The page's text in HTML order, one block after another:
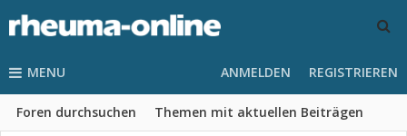
MENU
Foren durchsuchen Themen mit aktuellen Beiträgen
ANMELDEN REGISTRIEREN